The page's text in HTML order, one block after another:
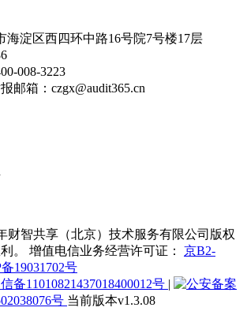
海淀区西四环中路16号院7号楼17层
008-3223
邮箱： czgx@audit365.cn
财智共享（北京）技术服务有限公司版权
。 增值电信业务经营许可证： 京B2-
19031702号
备11010821437018400012号 |
号 当前版本v1.3.08